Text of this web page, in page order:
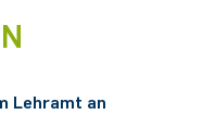
Lehramt an